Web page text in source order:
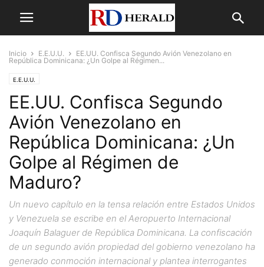
Inicio E.E.U.U.
EE.UU. Confisca Segundo Avión Venezolano en
República Dominicana: ¿Un Golpe al Régimen...
E.E.U.U.
EE.UU. Confisca Segundo
Avión Venezolano en
República Dominicana: ¿Un
Golpe al Régimen de
Maduro?
Un nuevo capítulo en la tensa relación entre Estados Unidos
y Venezuela se escribe en el Aeropuerto Internacional
Joaquín Balaguer de República Dominicana. La confiscación
de un segundo avión propiedad del gobierno venezolano ha
generado conmoción internacional y plantea interrogantes